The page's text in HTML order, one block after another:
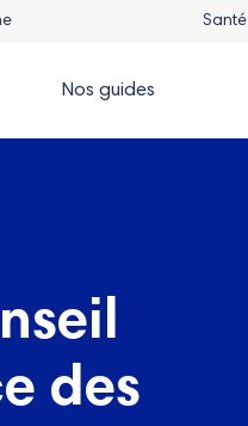
Santé
Nos guides
des